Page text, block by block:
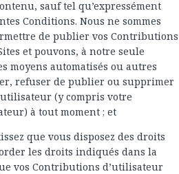
sauf tel qu’expressément
Conditions. Nous ne sommes
de publier vos Contributions
et pouvons, à notre seule
moyens automatisés ou autres
refuser de publier ou supprimer
(y compris votre
à tout moment ; et
que vous disposez des droits
les droits indiqués dans la
vos Contributions d’utilisateur